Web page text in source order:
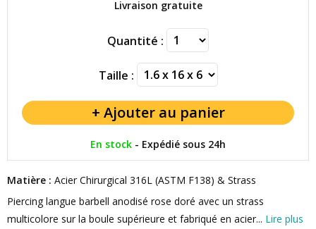
Livraison gratuite
Quantité :
Taille :
En stock - Expédié sous 24h
Matière : Acier Chirurgical 316L (ASTM F138) & Strass
Piercing langue barbell anodisé rose doré avec un strass
multicolore sur la boule supérieure et fabriqué en acier... Lire plus